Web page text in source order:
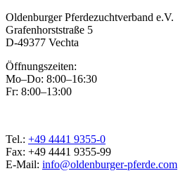
Oldenburger Pferdezuchtverband e.V.
Grafenhorststraße 5
D-49377 Vechta
Öffnungszeiten:
Mo–Do: 8:00–16:30
Fr: 8:00–13:00
Tel.: +49 4441 9355-0
Fax: +49 4441 9355-99
E-Mail: info@oldenburger-pferde.com